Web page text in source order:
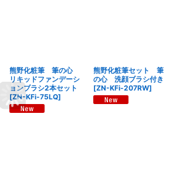
熊野化粧筆 筆の心
リキッドファンデーシ
ョンブラシ2本セット
[ZN-KFi-75LQ]
熊野化粧筆セット 筆
の心 洗顔ブラシ付き
[ZN-KFi-207RW]